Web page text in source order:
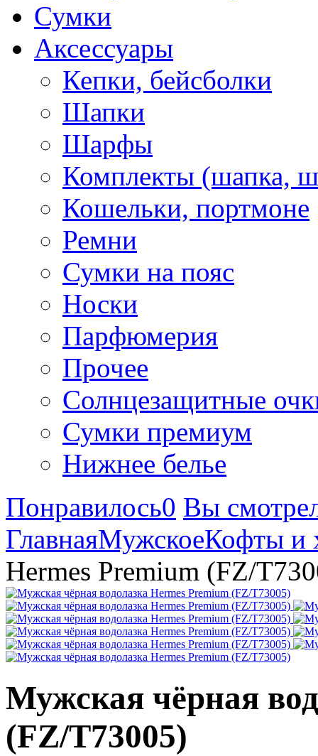
Сумки
Аксессуары
Кепки, бейсболки
Шапки
Шарфы
Комплекты (шапка,
Кошельки, портмоне
Ремни
Сумки на пояс
Носки
Парфюмерия
Прочее
Солнцезащитные
Сумки премиум
Нижнее белье
Понравилось0 Вы
ГлавнаяМужскоеКофты и
Hermes Premium (FZ/
Мужская чёрная
(FZ/T73005)